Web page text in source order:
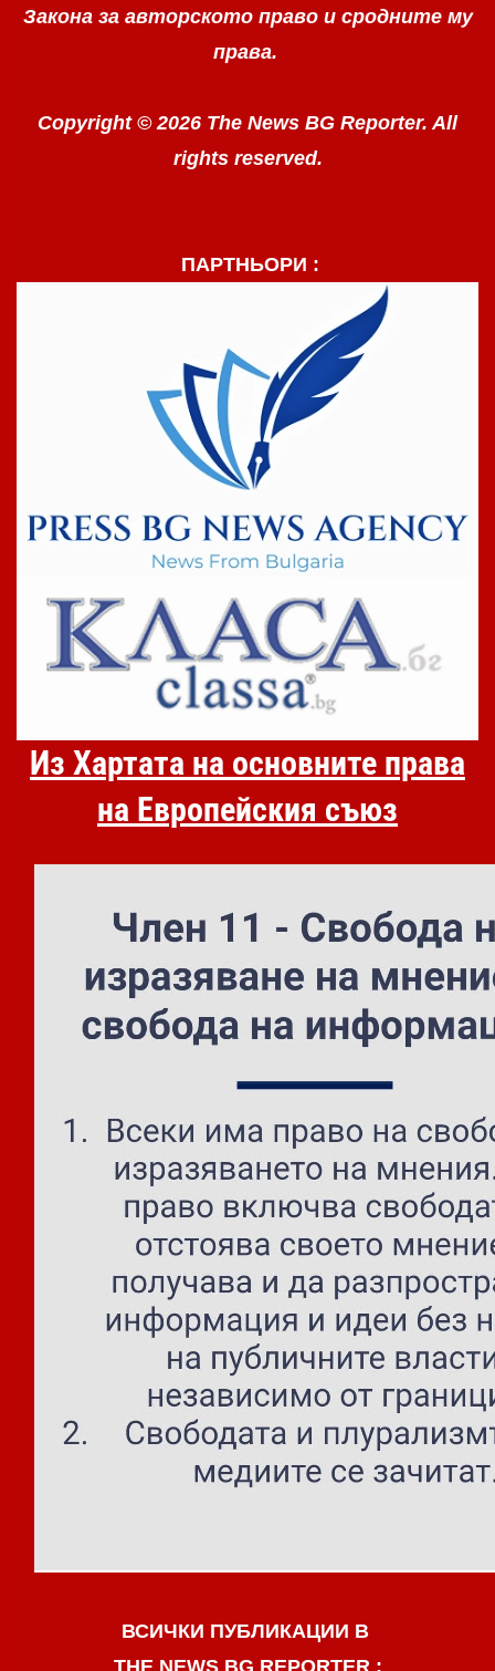
Закона за авторското право и сродните му
права.
Copyright © 2026 The News BG Reporter. All
rights reserved.
ПАРТНЬОРИ :
Из Хартата на основните права
на Европейския съюз
ВСИЧКИ ПУБЛИКАЦИИ В
THE NEWS BG REPORTER :